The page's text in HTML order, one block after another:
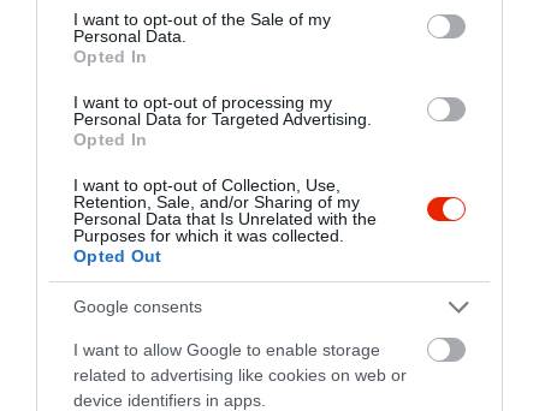
consent section.
I want to opt-out of the Sale of my
Personal Data.
Opted In
I want to opt-out of processing my
Personal Data for Targeted Advertising.
Opted In
I want to opt-out of Collection, Use,
Retention, Sale, and/or Sharing of my
Personal Data that Is Unrelated with the
Purposes for which it was collected.
Opted Out
Google consents
I want to allow Google to enable storage
related to advertising like cookies on web or
device identifiers in apps.
Értékelések
5.0 3 0
2 0